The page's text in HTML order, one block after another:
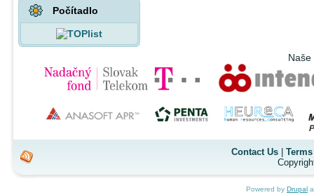
Počítadlo
Contact Us|
Powered by Drupal